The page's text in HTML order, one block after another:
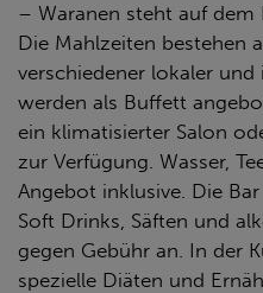
– Waranen steht auf dem
Die Mahlzeiten bestehen
verschiedener lokaler
werden als Buffett
ein klimatisierter Salon
zur Verfügung. Wasser,
Angebot inklusive. Die
Soft Drinks, Säften und
gegen Gebühr an. In der
spezielle Diäten und